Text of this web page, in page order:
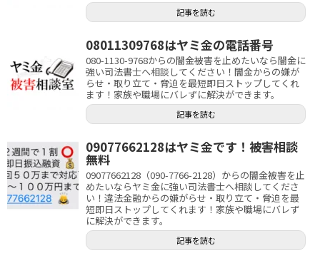
記事を読む
08011309768はヤミ金の電話番号
080-1130-9768からの闇金被害を止めたいなら闇金に
強い司法書士へ相談してください！闇金からの嫌が
らせ・取り立て・脅迫を最短即日ストップしてくれ
ます！家族や職場にバレずに解決ができます。
記事を読む
09077662128はヤミ金です！被害相談
無料
09077662128（090-7766-2128）からの闇金被害を止
めたいならヤミ金に強い司法書士へ相談してくださ
い！違法金融からの嫌がらせ・取り立て・脅迫を最
短即日ストップしてくれます！家族や職場にバレず
に解決ができます。
記事を読む